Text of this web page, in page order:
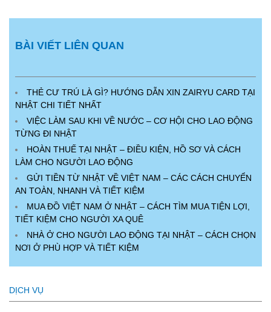
BÀI VIẾT LIÊN QUAN
THẺ CƯ TRÚ LÀ GÌ? HƯỚNG DẪN XIN ZAIRYU CARD TẠI
NHẬT CHI TIẾT NHẤT
VIỆC LÀM SAU KHI VỀ NƯỚC – CƠ HỘI CHO LAO ĐỘNG
TỪNG ĐI NHẬT
HOÀN THUẾ TẠI NHẬT – ĐIỀU KIỆN, HỒ SƠ VÀ CÁCH
LÀM CHO NGƯỜI LAO ĐỘNG
GỬI TIỀN TỪ NHẬT VỀ VIỆT NAM – CÁC CÁCH CHUYỂN
AN TOÀN, NHANH VÀ TIẾT KIỆM
MUA ĐỒ VIỆT NAM Ở NHẬT – CÁCH TÌM MUA TIỆN LỢI,
TIẾT KIỆM CHO NGƯỜI XA QUÊ
NHÀ Ở CHO NGƯỜI LAO ĐỘNG TẠI NHẬT – CÁCH CHỌN
NƠI Ở PHÙ HỢP VÀ TIẾT KIỆM
DỊCH VỤ